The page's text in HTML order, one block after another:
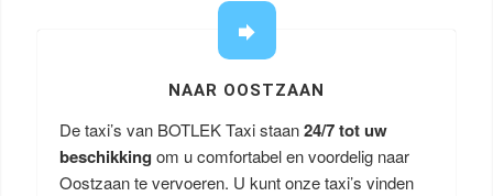
NAAR OOSTZAAN
De taxi’s van BOTLEK Taxi staan24/7 tot uw
beschikking om u comfortabel en voordelig naar
Oostzaan te vervoeren. U kunt onze taxi’s vinden